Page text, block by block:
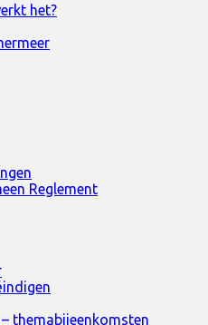
het?
Reglement
themabijeenkomsten